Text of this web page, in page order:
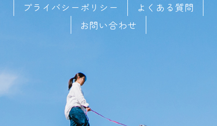
プライバシーポリシー
よくある質問
お問い合わせ